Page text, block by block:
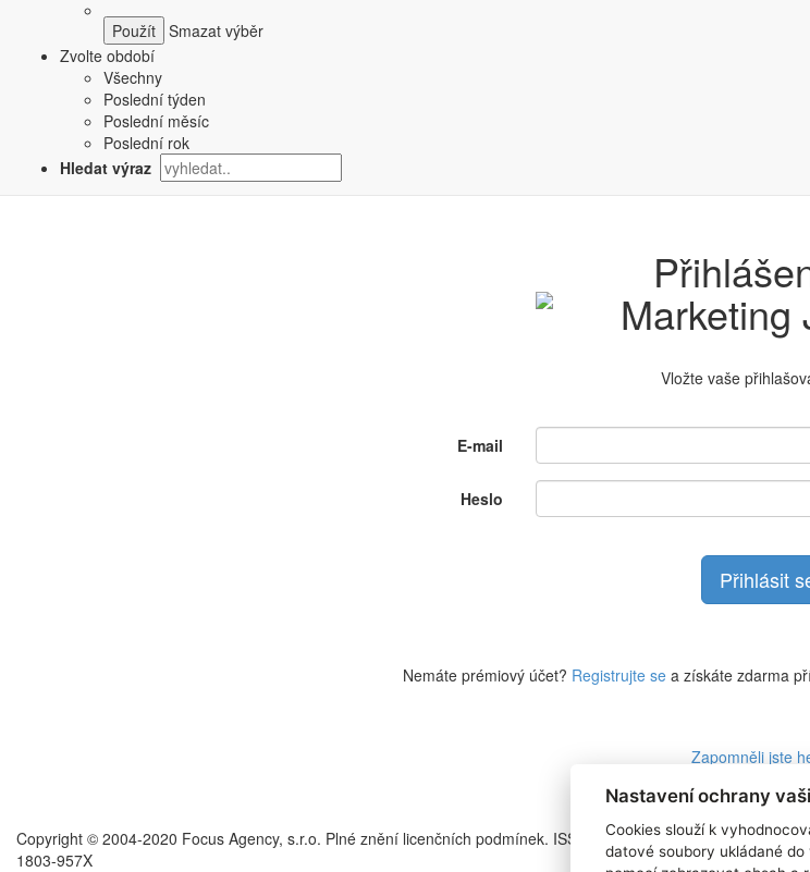
Smazat výběr
Zvolte období
Všechny
Poslední týden
Poslední měsíc
Poslední rok
Hledat výraz
Vložte vaše
E-mail
Heslo
Nemáte prémiový účet? Registrujte sea získáte zdarma
Zapomněli jste
Copyright © 2004-2020 Focus Agency, s.r.o. Plné znění licenčních podmínek. ISSN
1803-957X
Nastavení ochrany
Cookies slouží k
datové soubory ukládané